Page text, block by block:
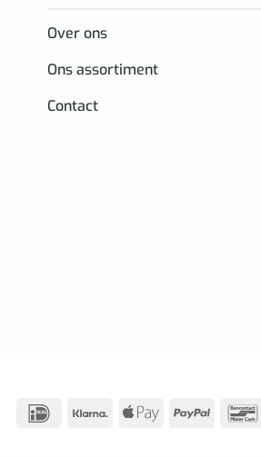
Over ons
Ons assortiment
Contact
IDeal Klarna Apple
PayPal